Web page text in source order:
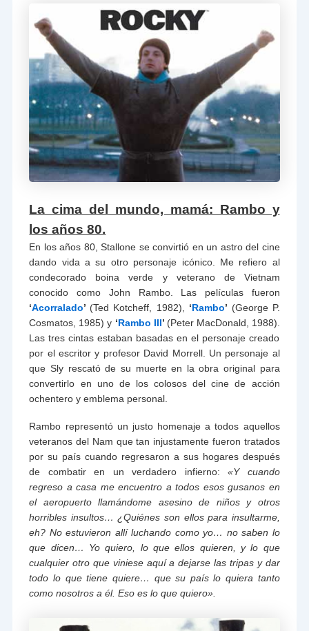
La cima del mundo, mamá: Rambo y
los años 80.
En los años 80, Stallone se convirtió en un astro del cine
dando vida a su otro personaje icónico. Me refiero al
condecorado boina verde y veterano de Vietnam
conocido como John Rambo. Las películas fueron
‘Acorralado’ (Ted Kotcheff, 1982), ‘Rambo’ (George P.
Cosmatos, 1985) y ‘Rambo III’ (Peter MacDonald, 1988).
Las tres cintas estaban basadas en el personaje creado
por el escritor y profesor David Morrell. Un personaje al
que Sly rescató de su muerte en la obra original para
convertirlo en uno de los colosos del cine de acción
ochentero y emblema personal.
Rambo representó un justo homenaje a todos aquellos
veteranos del Nam que tan injustamente fueron tratados
por su país cuando regresaron a sus hogares después
de combatir en un verdadero infierno: «Y cuando
regreso a casa me encuentro a todos esos gusanos en
el aeropuerto llamándome asesino de niños y otros
horribles insultos… ¿Quiénes son ellos para insultarme,
eh? No estuvieron allí luchando como yo… no saben lo
que dicen… Yo quiero, lo que ellos quieren, y lo que
cualquier otro que viniese aquí a dejarse las tripas y dar
todo lo que tiene quiere… que su país lo quiera tanto
como nosotros a él. Eso es lo que quiero».